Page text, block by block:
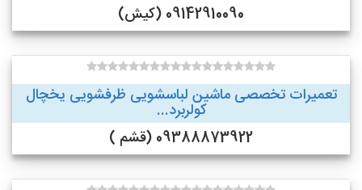
09142910090 (کیش)
تعمیرات تخصصی ماشین لباسشویی ظرفشویی یخچال
کولربرد...
09388873922 (قشم )